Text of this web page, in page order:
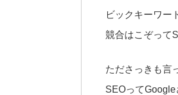
ビックキーワー
競合はこぞって
たださっきも言
SEOってGoogle